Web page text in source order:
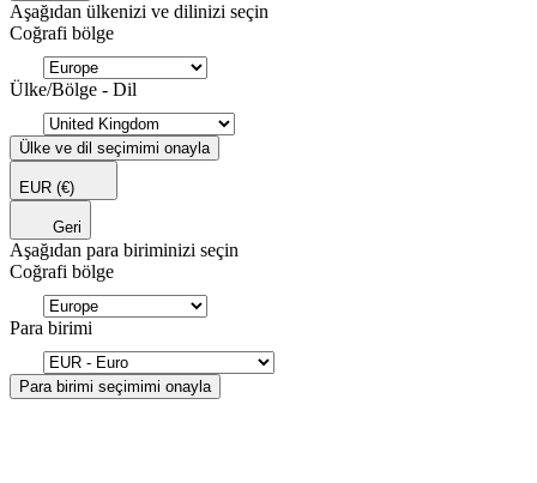
Aşağıdan ülkenizi ve dilinizi seçin
Coğrafi bölge
Ülke/Bölge - Dil
Ülke ve dil seçimimi onayla
EUR (€)
Geri
Aşağıdan para biriminizi seçin
Coğrafi bölge
Para birimi
Para birimi seçimimi onayla